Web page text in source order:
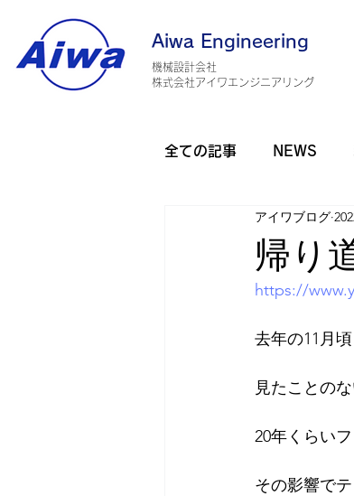
Aiwa Engineering
機械設計会社
​株式会社アイワエンジニアリング
全ての記事 NEWS
旅行・観光 アウ
アイワゴルフ部
2017年
帰り
アイワブログ
https://
去年の11月
見たことの
20年くらい
その影響で